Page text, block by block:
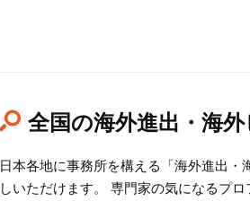
全国の海外進出・海
日本各地に事務所を構える「海外進出
しいただけます。 専門家の気になるプ